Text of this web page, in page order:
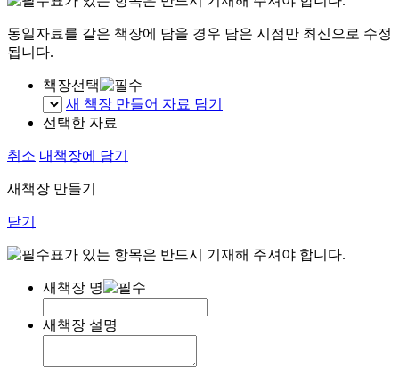
동일자료를 같은 책장에 담을 경우 담은 시점만 최신으로 수정
됩니다.
책장선택
새 책장 만들어 자료 담기
선택한 자료
취소 내책장에 담기
새책장 만들기
닫기
표가 있는 항목은 반드시 기재해 주셔야 합니다.
새책장 명
새책장 설명